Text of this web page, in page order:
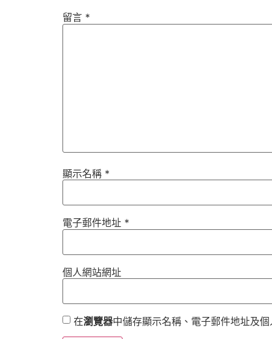
留言 *
顯示名稱 *
電子郵件地址 *
個人網站網址
在瀏覽器中儲存顯示名稱、電子郵件地址及